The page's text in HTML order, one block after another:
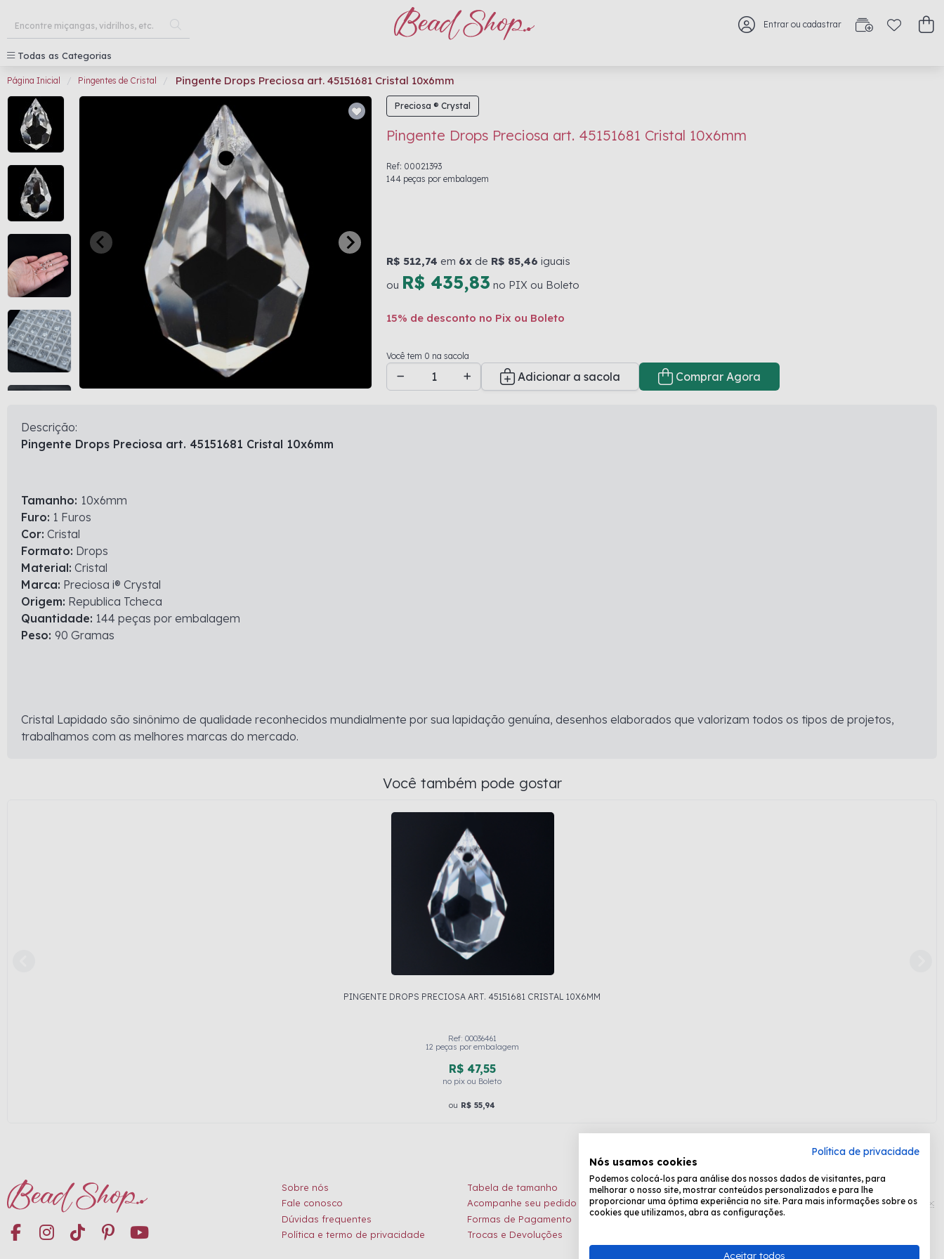
Entrar ou cadastrar
Todas as Categorias
Página Inicial Pingentes de Cristal Pingente Drops Preciosa art. 45151681 Cristal 10x6mm
Preciosa ® Crystal
Pingente Drops Preciosa art. 45151681 Cristal 10x6mm
Ref: 00021393
144 peças por embalagem
R$ 512,74 em 6x de R$ 85,46 iguais
ou R$ 435,83 no PIX ou Boleto
15% de desconto no Pix ou Boleto
Você tem 0 na sacola
Adicionar a sacola
Comprar Agora
Descrição:
Pingente Drops Preciosa art. 45151681 Cristal 10x6mm
Tamanho: 10x6mm
Furo: 1 Furos
Cor: Cristal
Formato: Drops
Material: Cristal
Marca: Preciosa i® Crystal
Origem: Republica Tcheca
Quantidade: 144 peças por embalagem
Peso: 90 Gramas
Cristal Lapidado são sinônimo de qualidade reconhecidos mundialmente por sua lapidação genuína, desenhos elaborados que valorizam todos os tipos de projetos,
trabalhamos com as melhores marcas do mercado.
Você também pode gostar
PINGENTE DROPS PRECIOSA ART. 45151681 CRISTAL 10X6MM
Ref: 00036461
12 peças por embalagem
R$ 47,55
no pix ou Boleto
ou R$ 55,94
Sobre nós
Tabela de tamanho
Fale conosco
Acompanhe seu pedido
Dúvidas frequentes
Formas de Pagamento
Política e termo de privacidade
Trocas e Devoluções
Formas de pagamento:
Política de privacidade
Nós usamos cookies
Podemos colocá-los para análise dos nossos dados de visitantes, para
melhorar o nosso site, mostrar conteúdos personalizados e para lhe
proporcionar uma óptima experiência no site. Para mais informações sobre os
cookies que utilizamos, abra as configurações.
Aceitar todos